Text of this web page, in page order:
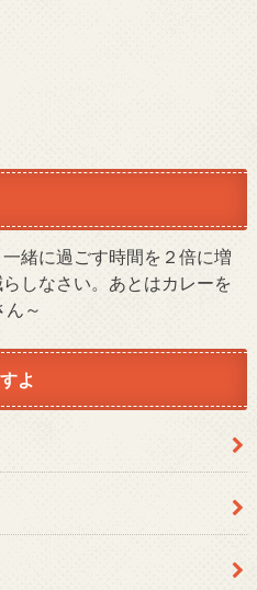
緒に過ごす時間を２倍に増
しなさい。あとはカレーを
～
よ